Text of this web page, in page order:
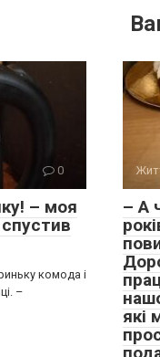
0
– моя
комода і
–
– А
які